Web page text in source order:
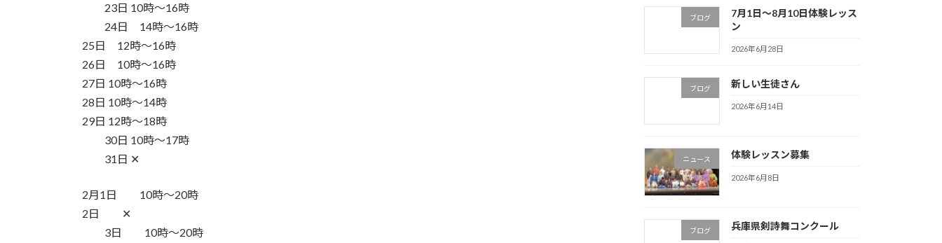
23日 10時〜16時
24日 14時〜16時
25日 12時〜16時
26日 10時〜16時
27日 10時〜16時
28日 10時〜14時
29日 12時〜18時
30日 10時〜17時
31日 ✕
2月1日 10時〜20時
2日 ✕
3日 10時〜20時
ブログ
7月1日〜8月10日体験レッス
ン
2026年6月28日
ブログ 新しい生徒さん
2026年6月14日
ニュース 体験レッスン募集
2026年6月8日
ブログ 兵庫県剣詩舞コンクール